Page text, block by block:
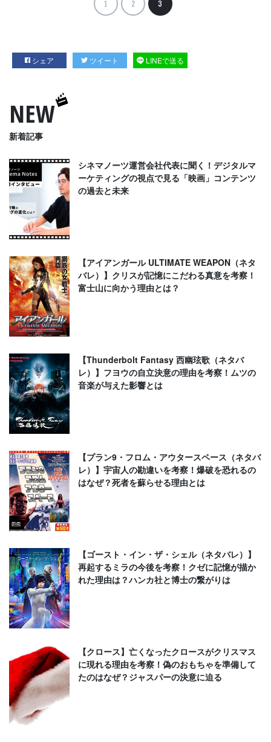
1 2 3
シェア ツイート LINEで送る
NEW
新着記事
シネマノーツ運営会社代表に聞く！デジタルマ
ーケティングの視点で見る「映画」コンテンツ
の過去と未来
【アイアンガール ULTIMATE WEAPON（ネタ
バレ）】クリスが記憶にこだわる真意を考察！
富士山に向かう理由とは？
【Thunderbolt Fantasy 西幽玹歌（ネタバ
レ）】フヨウの自立決意の理由を考察！ムツの
音楽が与えた影響とは
【プラン9・フロム・アウタースペース（ネタバ
レ）】宇宙人の勘違いを考察！爆破を恐れるの
はなぜ？死者を蘇らせる理由とは
【ゴースト・イン・ザ・シェル（ネタバレ）】
再起するミラの今後を考察！クゼに記憶が描か
れた理由は？ハンカ社と博士の繋がりは
【クロース】亡くなったクロースがクリスマス
に現れる理由を考察！偽のおもちゃを準備して
たのはなぜ？ジャスパーの決意に迫る